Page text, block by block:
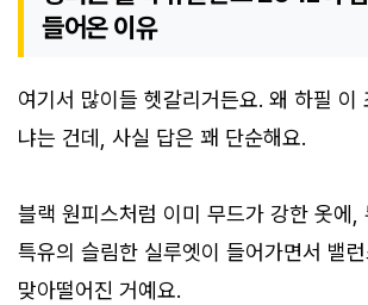
들어온 이유
여기서 많이들 헷갈리거든요. 왜 하필 이
냐는 건데, 사실 답은 꽤 단순해요.
블랙 원피스처럼 이미 무드가 강한 옷에
특유의 슬림한 실루엣이 들어가면서 밸
맞아떨어진 거예요.